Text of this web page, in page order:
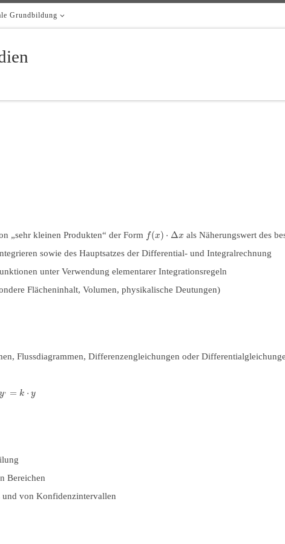
Grundbildung
„sehr kleinen Produkten“ der Form f(x) ⋅ Δx als Näherungswert des
sowie des Hauptsatzes der Differential- und Integralrechnung
unter Verwendung elementarer Integrationsregeln
Flächeninhalt, Volumen, physikalische Deutungen)
Flussdiagrammen, Differenzengleichungen oder
y, = k ⋅ y
Bereichen
und von Konfidenzintervallen